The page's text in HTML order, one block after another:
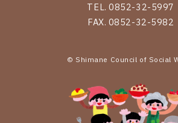
TEL. 0852-32-5997
FAX. 0852-32-5982
© Shimane Council of Social